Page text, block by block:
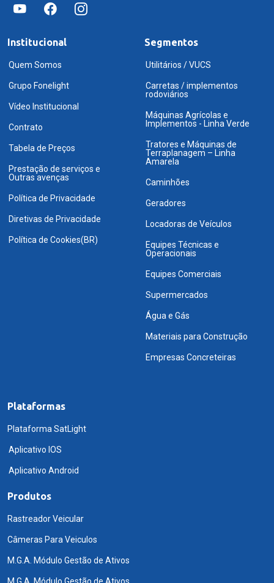
Institucional
Quem Somos
Grupo Fonelight
Vídeo Institucional
Contrato
Tabela de Preços
Prestação de serviços e
Outras avenças
Política de Privacidade
Diretivas de Privacidade
Política de Cookies(BR)
Segmentos
Utilitários / VUCS
Carretas / implementos
rodoviários
Máquinas Agrícolas e
Implementos - Linha Verde
Tratores e Máquinas de
Terraplanagem – Linha
Amarela
Caminhões
Geradores
Locadoras de Veículos
Equipes Técnicas e
Operacionais
Equipes Comerciais
Supermercados
Água e Gás
Materiais para Construção
Empresas Concreteiras
Plataformas
Plataforma SatLight
Aplicativo IOS
Aplicativo Android
Produtos
Rastreador Veicular
Câmeras Para Veiculos
M.G.A. Módulo Gestão de Ativos